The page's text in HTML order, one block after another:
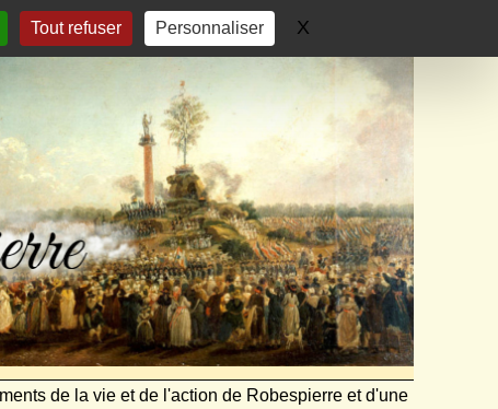
Tout refuser Personnaliser X
de la vie et de l'action de Robespierre et d'une